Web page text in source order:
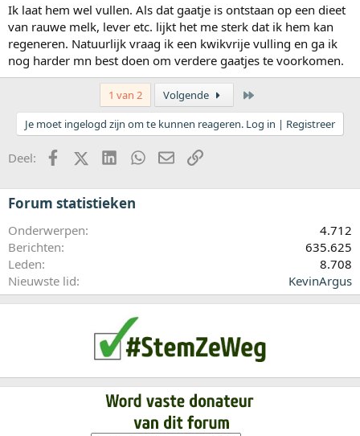
Ik laat hem wel vullen. Als dat gaatje is ontstaan op een dieet
van rauwe melk, lever etc. lijkt het me sterk dat ik hem kan
regeneren. Natuurlijk vraag ik een kwikvrije vulling en ga ik
nog harder mn best doen om verdere gaatjes te voorkomen.
1 van 2 Volgende
Je moet ingelogd zijn om te kunnen reageren. Log in | Registreer
Deel: FacebookX (Twitter)LinkedInWhatsApp
E-mailkoppeling
Forum statistieken
Onderwerpen
4.712
Berichten
635.625
Leden
8.708
Nieuwste lid
KevinArgus